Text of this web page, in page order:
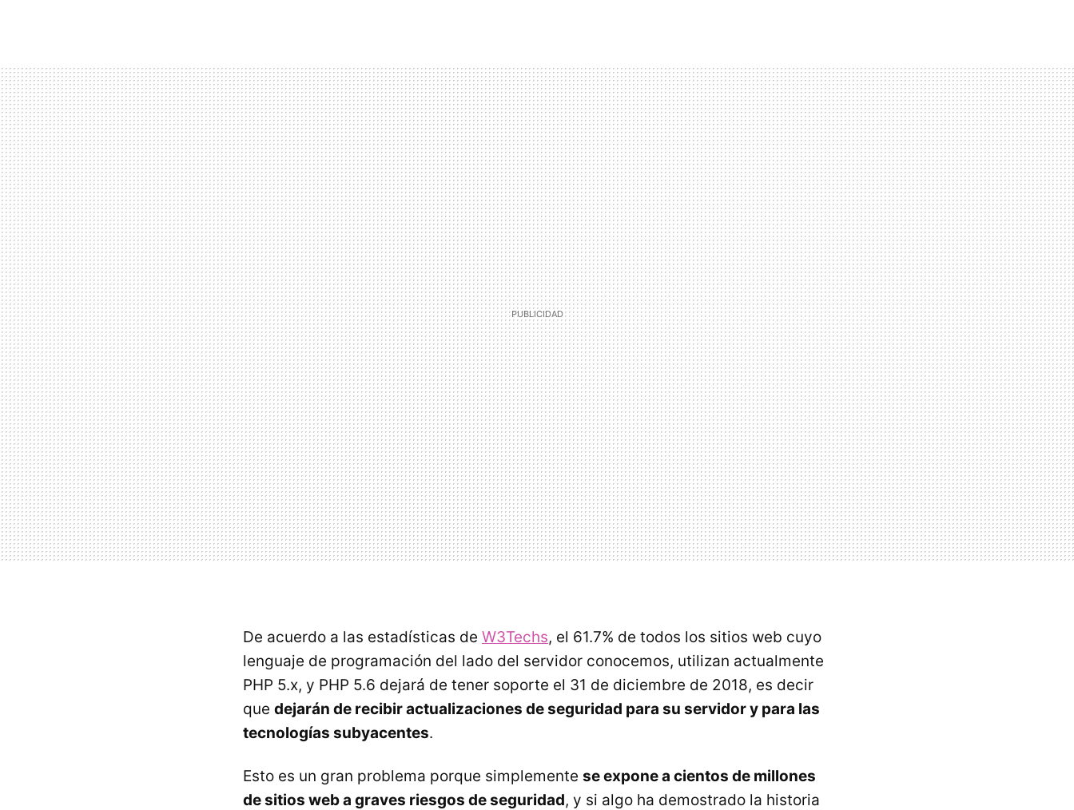
De acuerdo a las estadísticas de W3Techs, el 61.7% de todos los sitios web cuyo
lenguaje de programación del lado del servidor conocemos, utilizan actualmente
PHP 5.x, y PHP 5.6 dejará de tener soporte el 31 de diciembre de 2018, es decir
que dejarán de recibir actualizaciones de seguridad para su servidor y para las
tecnologías subyacentes.
Esto es un gran problema porque simplemente se expone a cientos de millones
de sitios web a graves riesgos de seguridad, y si algo ha demostrado la historia